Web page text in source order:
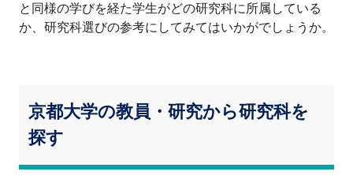
と同様の学びを経た学生がどの研究科に所属している
か、研究科選びの参考にしてみてはいかがでしょうか。
京都大学の教員・研究から研究科を
探す